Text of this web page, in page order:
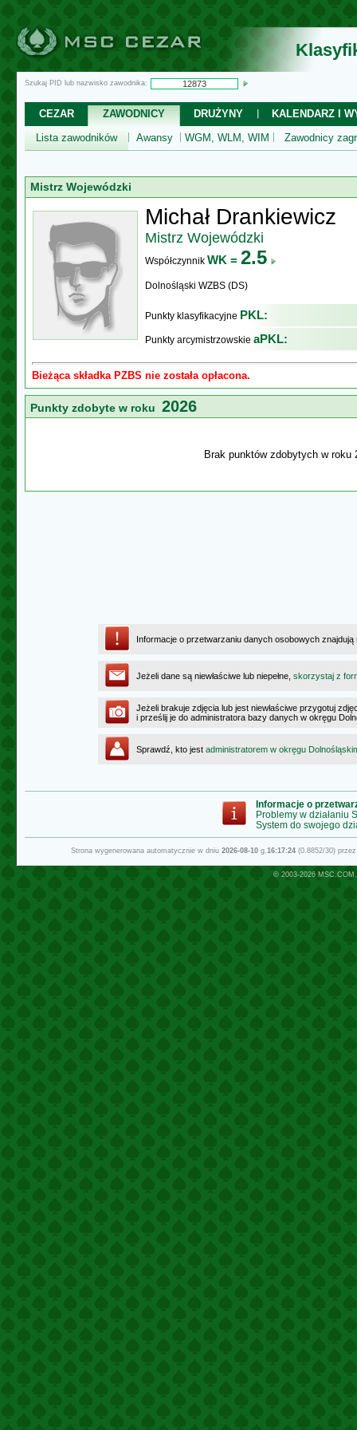
Szukaj PID lub nazwisko zawodnika:
CEZAR ZAWODNICY DRUŻYNY
KALENDARZ I
Lista zawodników
Awansy WGM, WLM, WIM Zawodnicy
Mistrz Wojewódzki
Michał Drankiewicz
Mistrz Wojewódzki
Współczynnik WK = 2.5
Dolnośląski WZBS (DS)
Punkty klasyfikacyjne PKL:
Punkty arcymistrzowskie aPKL:
Bieżąca składka PZBS nie została opłacona.
Punkty zdobyte w roku 2026
Brak punktów zdobytych w roku
Informacje o przetwarzaniu danych osobowych
Jeżeli dane są niewłaściwe lub niepełne, skorzystaj z
Jeżeli brakuje zdjęcia lub jest niewłaściwe przygotuj
i prześlij je do administratora bazy danych w okręgu
Sprawdź, kto jest administratorem w okręgu
Informacje o
Problemy w działaniu
System do swojego
Strona wygenerowana automatycznie w dniu 2026-08-10g.16:17:24(0.8852/30)
© 2003-2026